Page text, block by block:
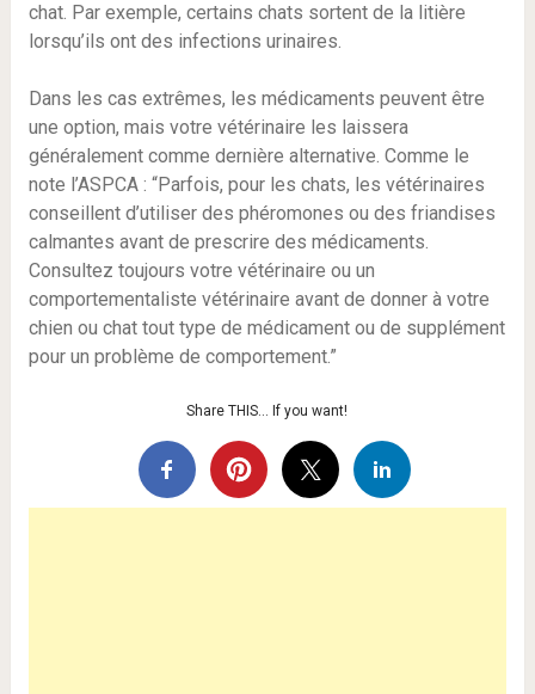
chat. Par exemple, certains chats sortent de la litière
lorsqu’ils ont des infections urinaires.
Dans les cas extrêmes, les médicaments peuvent être
une option, mais votre vétérinaire les laissera
généralement comme dernière alternative. Comme le
note l’ASPCA : “Parfois, pour les chats, les vétérinaires
conseillent d’utiliser des phéromones ou des friandises
calmantes avant de prescrire des médicaments.
Consultez toujours votre vétérinaire ou un
comportementaliste vétérinaire avant de donner à votre
chien ou chat tout type de médicament ou de supplément
pour un problème de comportement.”
Share THIS… If you want!